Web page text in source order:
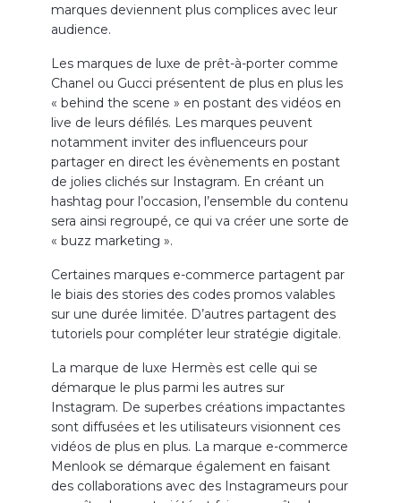
marques deviennent plus complices avec leur
audience.
Les marques de luxe de prêt-à-porter comme
Chanel ou Gucci présentent de plus en plus les
« behind the scene » en postant des vidéos en
live de leurs défilés. Les marques peuvent
notamment inviter des influenceurs pour
partager en direct les évènements en postant
de jolies clichés sur Instagram. En créant un
hashtag pour l’occasion, l’ensemble du contenu
sera ainsi regroupé, ce qui va créer une sorte de
« buzz marketing ».
Certaines marques e-commerce partagent par
le biais des stories des codes promos valables
sur une durée limitée. D’autres partagent des
tutoriels pour compléter leur stratégie digitale.
La marque de luxe Hermès est celle qui se
démarque le plus parmi les autres sur
Instagram. De superbes créations impactantes
sont diffusées et les utilisateurs visionnent ces
vidéos de plus en plus. La marque e-commerce
Menlook se démarque également en faisant
des collaborations avec des Instagrameurs pour